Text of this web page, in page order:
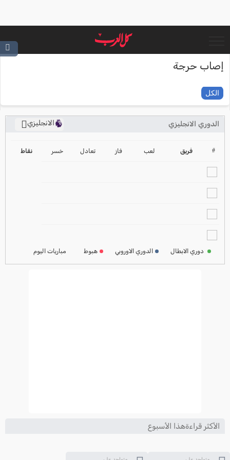
الأكثر قراءةهذا الأسبوع
إصاب حرجة
الكل
الدوري الانجليزي
الانجليزي
2024-2025
ترتيب الدوري الايطالي
# فريق لعب فاز تعادل خسر نقاط
دوري الابطال الدوري الاوروبي هبوط مباريات اليوم